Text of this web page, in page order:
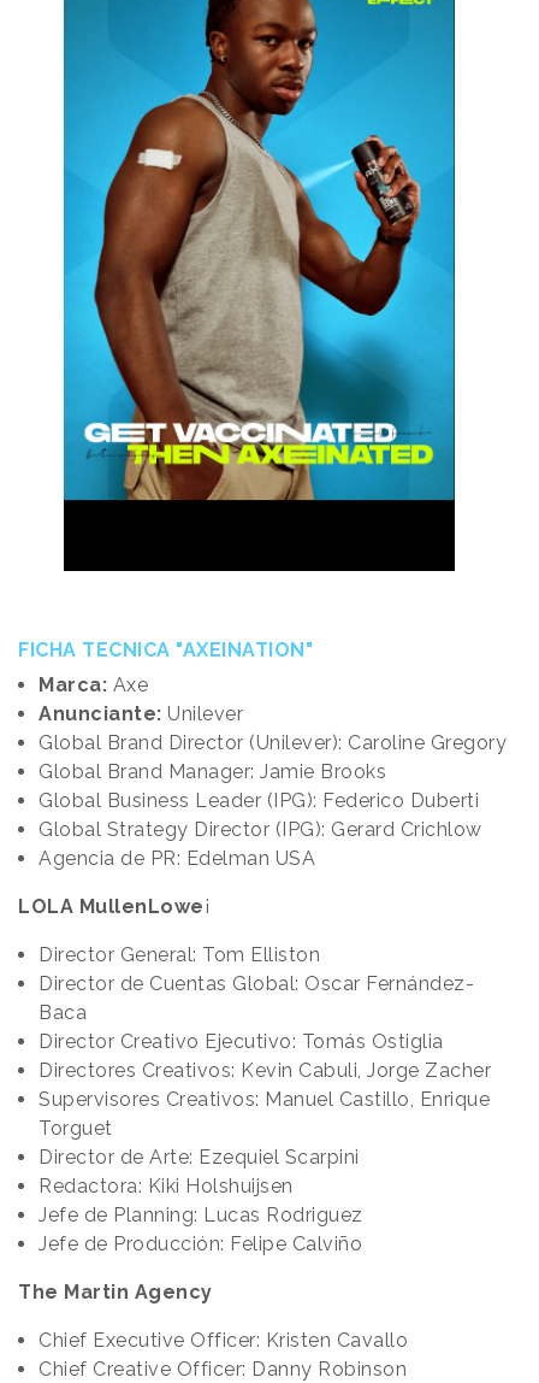
FICHA TECNICA "AXEINATION"
Marca: Axe
Anunciante: Unilever
Global Brand Director (Unilever): Caroline Gregory
Global Brand Manager: Jamie Brooks
Global Business Leader (IPG): Federico Duberti
Global Strategy Director (IPG): Gerard Crichlow
Agencia de PR: Edelman USA
LOLA MullenLowe ¡
Director General: Tom Elliston
Director de Cuentas Global: Oscar Fernández-
Baca
Director Creativo Ejecutivo: Tomás Ostiglia
Directores Creativos: Kevin Cabuli, Jorge Zacher
Supervisores Creativos: Manuel Castillo, Enrique
Torguet
Director de Arte: Ezequiel Scarpini
Redactora: Kiki Holshuijsen
Jefe de Planning: Lucas Rodriguez
Jefe de Producción: Felipe Calviño
The Martin Agency
Chief Executive Officer: Kristen Cavallo
Chief Creative Officer: Danny Robinson